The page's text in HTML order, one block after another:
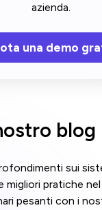
azienda.
una demo
blog
sui
migliori pratiche
pesanti con i